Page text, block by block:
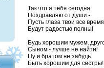
Так что я тебя сегодня
Поздравляю от души -
Пусть глаза твои все время
Будут радостью полны!
Будь хорошим мужем,
Сыном - лучше не найти!
Ну и братом не забудь
Быть хорошим для сестры!